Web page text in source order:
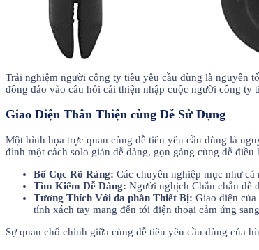
Trải nghiệm người công ty tiêu yêu cầu dùng là nguyên
đông đảo vào câu hỏi cải thiện nhập cuộc người công
Giao Diện Thân Thiện cùng Dễ Sử Dụng
Một hình họa trực quan cùng dễ tiêu yêu cầu dùng là
đình một cách solo giản dễ dàng, gọn gàng cùng dễ điều
Bố Cục Rõ Ràng: Các chuyên nghiệp mục như
Tìm Kiếm Dễ Dàng: Người nghịch Chắn chắn dễ
Tương Thích Với đa phần Thiết Bị: Giao diện
tính xách tay mang đến tới điện thoại cảm ứng
Sự quan chổ chính giữa cùng dễ tiêu yêu cầu dùng của